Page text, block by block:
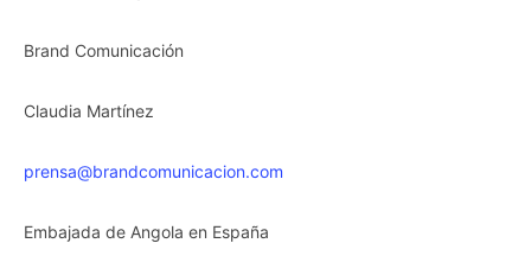
Brand Comunicación
Claudia Martínez
prensa@brandcomunicacion.com
Embajada de Angola en España